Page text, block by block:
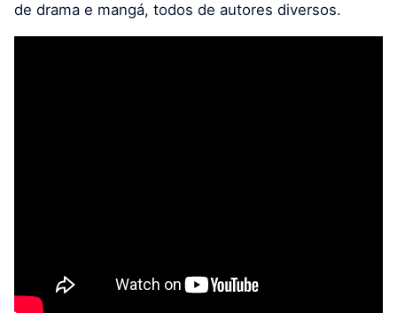
de drama e mangá, todos de autores diversos.